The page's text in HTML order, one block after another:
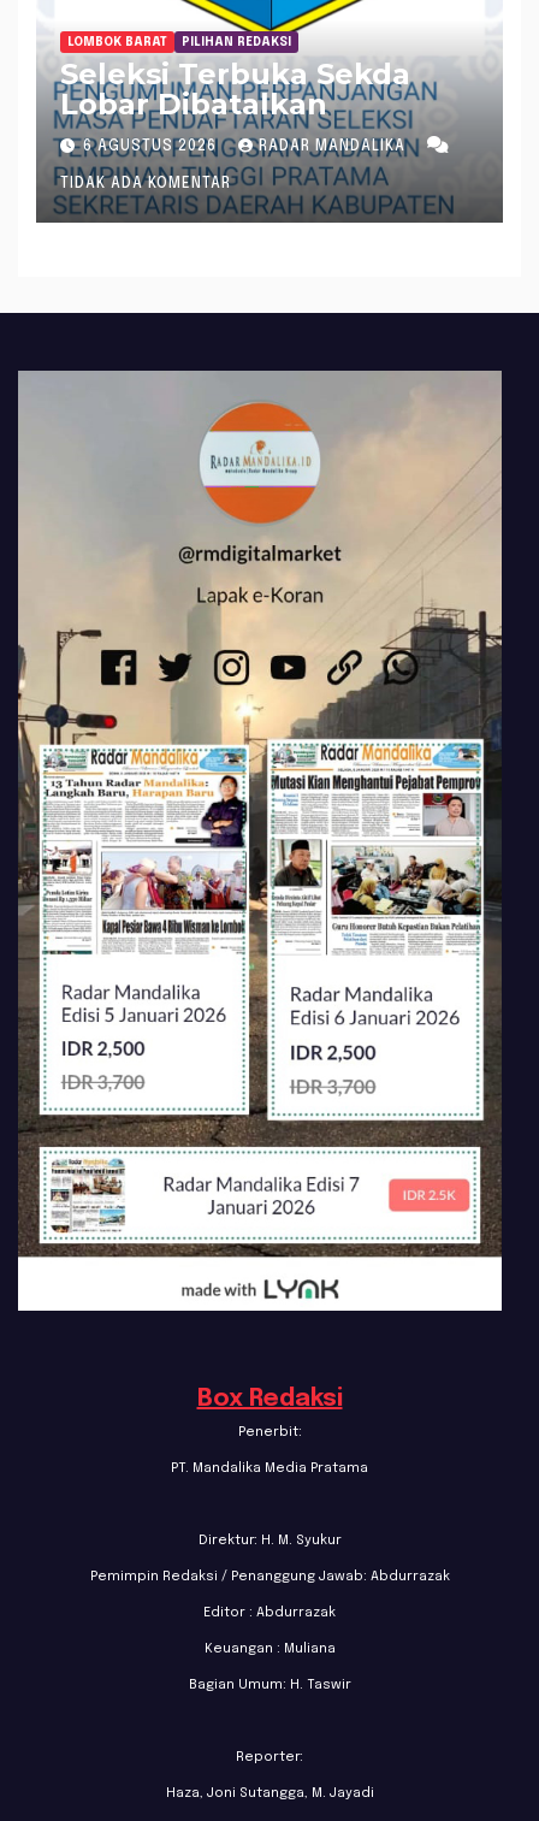
LOMBOK BARAT PILIHAN REDAKSI
Seleksi Terbuka Sekda
Lobar Dibatalkan
6 AGUSTUS 2026 RADAR MANDALIKA
TIDAK ADA KOMENTAR
Box Redaksi
Penerbit:
PT. Mandalika Media Pratama
Direktur: H. M. Syukur
Pemimpin Redaksi / Penanggung Jawab: Abdurrazak
Editor : Abdurrazak
Keuangan : Muliana
Bagian Umum: H. Taswir
Reporter:
Haza, Joni Sutangga, M. Jayadi